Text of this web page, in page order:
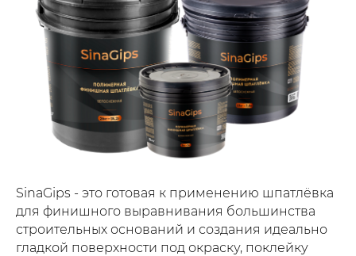
SinaGips - это готовая к применению шпатлёвка
для финишного выравнивания большинства
строительных оснований и создания идеально
гладкой поверхности под окраску, поклейку